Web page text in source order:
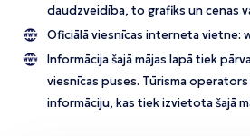
daudzveidība, to grafiks un cenas
Oficiālā viesnīcas interneta vietne:
Informācija šajā mājas lapā tiek
viesnīcas puses. Tūrisma
informāciju, kas tiek izvietota šajā